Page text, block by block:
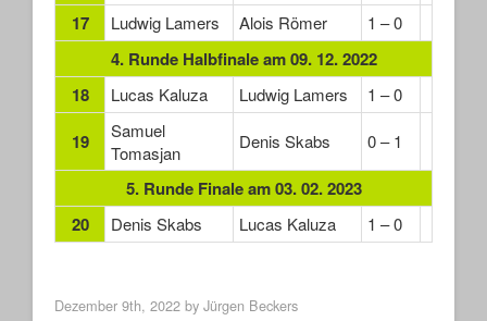
17 Ludwig Lamers Alois Römer 1 – 0
4. Runde Halbfinale am 09. 12. 2022
18
Lucas Kaluza Ludwig Lamers 1 – 0
19
Samuel
Tomasjan
Denis Skabs 0 – 1
5. Runde Finale am 03. 02. 2023
20
Denis Skabs Lucas Kaluza 1 – 0
Dezember 9th, 2022 by Jürgen Beckers